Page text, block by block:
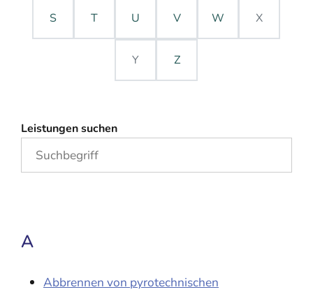
S T U V W X
Y Z
Leistungen suchen
A
Abbrennen von pyrotechnischen